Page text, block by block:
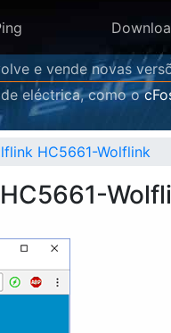
e vende novas
eléctrica, como o
HC5661-Wolflink